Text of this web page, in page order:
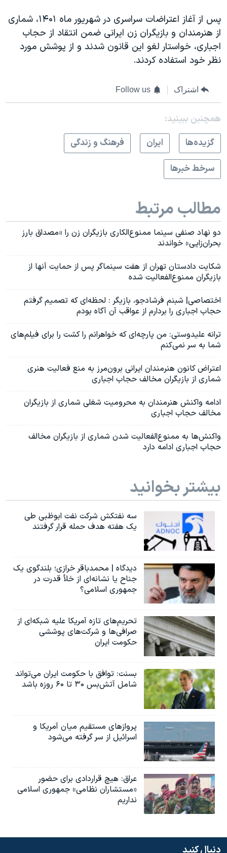
پس از آغاز اعتراضات سراسری در شهریور ماه ۱۴۰۱، شماری
از هنرمندان و بازیگران زن ایرانی ضمن انتقاد از حجاب
اجباری، خواستار لغو این قانون شدند و از پوشش مورد
نظر خود استفاده کردند.
اشتراک Follow us
همچنبن ببینید:
گزيده‌ها
ايران
فرهنگ و زندگی
سرخط خبرها
مطالب مرتبط
دو نهاد صنفی سینما ممنوع‌الکاری بازیگران زن را «مصداق بارز
بحران‌زایی» خواندند
شکایت دادستان تهران از هفت سینماگر پس از حمایت آنها از
بازیگران ممنوع‌الفعالیت شده
اختصاصی| شبنم فرشادجو، بازیگر : لحظه‌ای که تصمیم گرفتم
حجاب اجباری را بردارم از عواقب آن آگاه بودم
ترانه علیدوستی: من پارچه‌ای که خواهرانم را کشت را برای فیلم‌های
شما به سر نمی‌کنم
اعتراض کانون هنرمندان ایرانی برون‌مرز به منع فعالیت‌ هنری
شماری از بازیگران مخالف حجاب اجباری
ادامه واکنش هنرمندان به محرومیت شغلی شماری از بازیگران
مخالف حجاب اجباری
واکنش‌ها به ممنوع‌الفعالیت شدن شماری از بازیگران مخالف
حجاب اجباری ادامه دارد
بیشتر بخوانید
سه نفتکش شرکت نفت ابوظبی طی
یک هفته هدف حمله قرار گرفتند
دیدگاه | محمدباقر خرازی؛ بلندگوی یک
جناح یا نشانه‌ای از خلأ قدرت در
جمهوری اسلامی؟
تحریم‌های تازه آمریکا علیه شبکه‌ای از
صرافی‌ها و شرکت‌های پوششی
حکومت ایران
بسنت: توافق با حکومت ایران می‌تواند
شامل آتش‌بس ۳۰ تا ۶۰ روزه باشد
پروازهای مستقیم میان آمریکا و
اسرائیل از سر گرفته می‌شود
عراق: هیچ قراردادی برای حضور
«مستشاران نظامی» جمهوری اسلامی
نداریم